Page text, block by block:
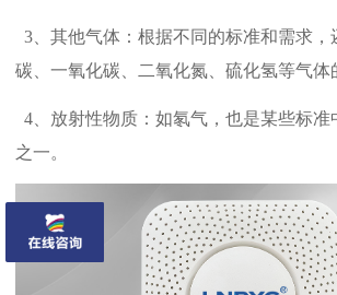
3、其他气体：根据不同的标准和需求，
碳、一氧化碳、二氧化氮、硫化氢等气体
4、放射性物质：如氡气，也是某些标准
之一。